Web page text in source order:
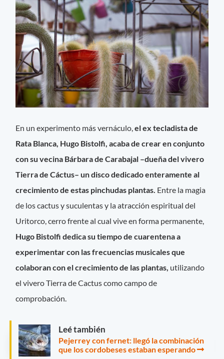
En un experimento más vernáculo,el ex tecladista de
Rata Blanca, Hugo Bistolfi, acaba de crear en conjunto
con su vecina Bárbara de Carabajal –dueña del vivero
Tierra de Cáctus– un disco dedicado enteramente al
crecimiento de estas pinchudas plantas. Entre la magia
de los cactus y suculentas y la atracción espiritual del
Uritorco, cerro frente al cual vive en forma permanente,
Hugo Bistolfi dedica su tiempo de cuarentena a
experimentar con las frecuencias musicales que
colaboran con el crecimiento de las plantas, utilizando
el vivero Tierra de Cactus como campo de
comprobación.
Leé también
Pejerrey con fernet: llegó la combinación
que los cordobeses estaban esperando